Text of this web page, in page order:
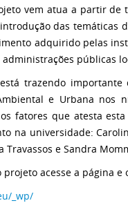
vem atua a partir de
das temáticas
adquirido pelas
públicas
trazendo
e Urbana nos
fatores que atesta
na universidade:
Travassos e Sandra
acesse a página e
_wp/